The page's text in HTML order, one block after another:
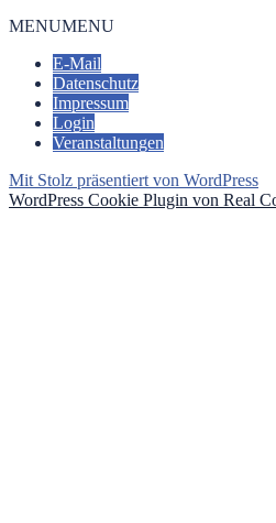
MENUMENU
E-Mail
Datenschutz
Impressum
Login
Veranstaltungen
Mit Stolz präsentiert von WordPress
WordPress Cookie Plugin von Real